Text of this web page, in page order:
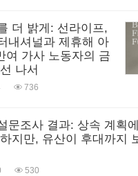
은 2008년 설립 이후
2천만 달러 이상의 자금
는 핵심 역량을 구축하
개 이니셔티브에 9백
왔다. 상세 정보가 필요
더 밝게: 선라이프,
내셔널과 제휴해 아
여 가사 노동자의 금
나서
736
문조사 결과: 상속 계획
지만, 유산이 후대까지
530